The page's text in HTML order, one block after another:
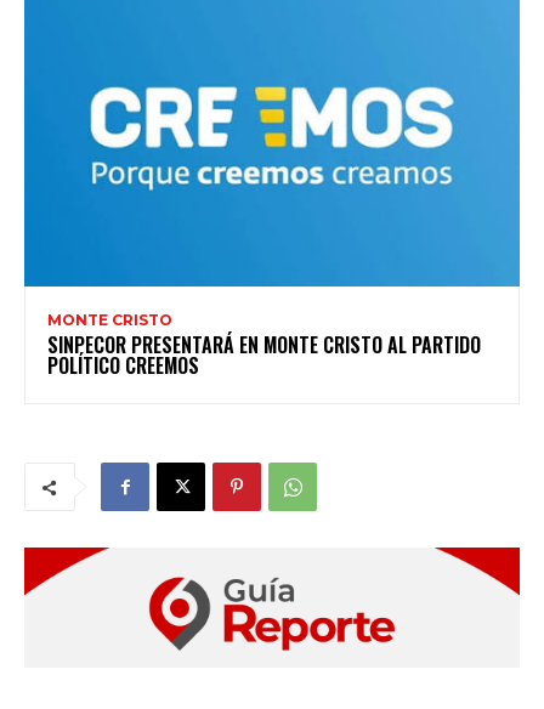
MONTE CRISTO
SINPECOR PRESENTARÁ EN MONTE CRISTO AL PARTIDO
POLÍTICO CREEMOS